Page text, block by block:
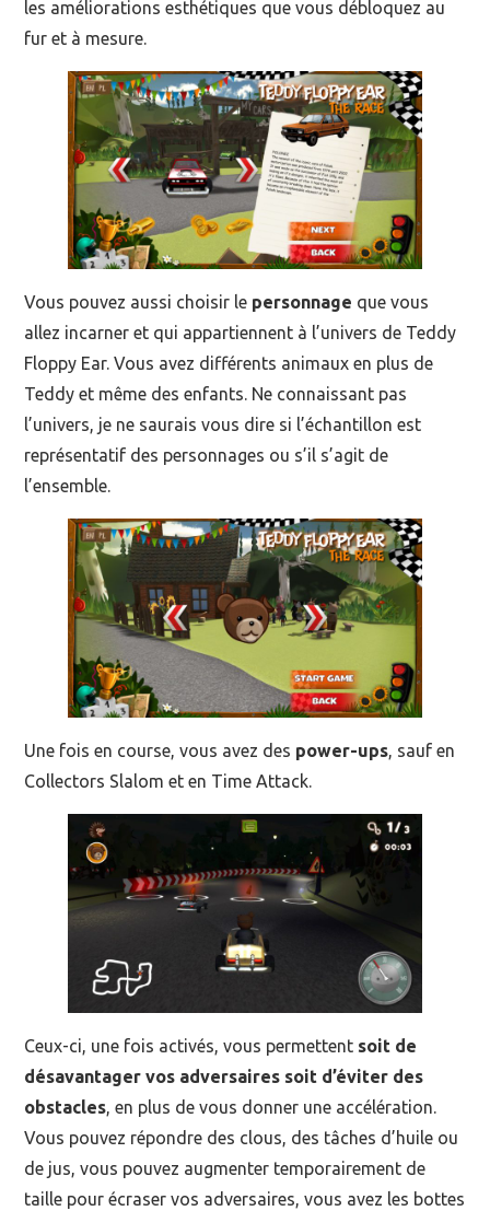
les améliorations esthétiques que vous débloquez au
fur et à mesure.
Vous pouvez aussi choisir le personnage que vous
allez incarner et qui appartiennent à l’univers de Teddy
Floppy Ear. Vous avez différents animaux en plus de
Teddy et même des enfants. Ne connaissant pas
l’univers, je ne saurais vous dire si l’échantillon est
représentatif des personnages ou s’il s’agit de
l’ensemble.
Une fois en course, vous avez des power-ups, sauf en
Collectors Slalom et en Time Attack.
Ceux-ci, une fois activés, vous permettent soit de
désavantager vos adversaires soit d’éviter des
obstacles, en plus de vous donner une accélération.
Vous pouvez répondre des clous, des tâches d’huile ou
de jus, vous pouvez augmenter temporairement de
taille pour écraser vos adversaires, vous avez les bottes